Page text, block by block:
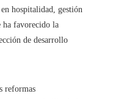
hospitalidad, gestión
ha favorecido la
de desarrollo
reformas